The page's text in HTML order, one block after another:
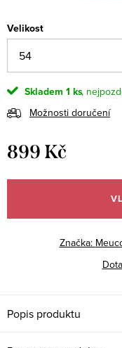
Velikost
Skladem 1 ks
Možnosti doručení
899 Kč
cena:
Značka:
Popis produktu